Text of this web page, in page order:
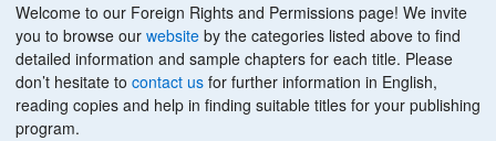
Welcome to our Foreign Rights and Permissions page! We invite
you to browse our website by the categories listed above to find
detailed information and sample chapters for each title. Please
don’t hesitate to contact us for further information in English,
reading copies and help in finding suitable titles for your publishing
program.